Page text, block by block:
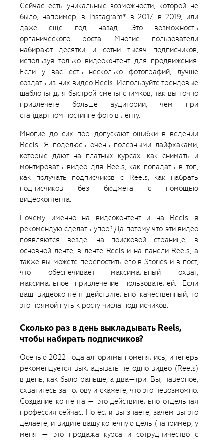
Сейчас есть уникальные возможности, которой не
было, например, в Instagram* в 2017, в 2019, или
даже еще год назад. Это возможность
органического роста. Многие пользователи
набирают десятки и сотни тысяч подписчиков,
используя только видеоконтент для продвижения.
Если у вас есть несколько фотографий, лучше
создать из них видео Reels. Используйте трендовые
шаблоны для быстрой смены снимков, так вы точно
привлечете больше аудитории, чем при
стандартном постинге фото в ленту.
Многие до сих пор допускают ошибки в ведении
Reels. Я поделюсь очень полезными лайфхаками,
которые дают на платных курсах: как снимать и
монтировать видео для Reels, как попадать в топ,
как получать подписчиков с Reels, как набрать
подписчиков без бюджета с помощью
видеоконтента.
Почему именно на видеоконтент и на Reels я
рекомендую сделать упор? Да потому что эти видео
появляются везде: на поисковой странице, в
основной ленте, в ленте Reels и на панели Reels, а
также вы можете перепостить его в Stories и в пост,
что обеспечивает максимальный охват,
максимальное привлечение пользователей. Если
ваш видеоконтент действительно качественный, то
это прямой путь к росту числа подписчиков.
Сколько раз в день выкладывать Reels,
чтобы набирать подписчиков?
Осенью 2022 года алгоритмы поменялись, и теперь
рекомендуется выкладывать не одно видео (Reels)
в день, как было раньше, а два—три. Вы, наверное,
схватитесь за голову и скажете, что это невозможно.
Создание контента — это действительно отдельная
профессия сейчас. Но если вы знаете, зачем вы это
делаете, и видите вашу конечную цель (например, у
меня — это продажа курса и сотрудничество с